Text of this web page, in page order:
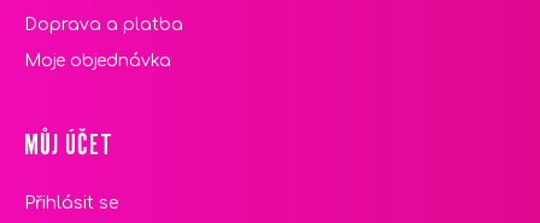
Doprava a platba
Moje objednávka
MŮJ ÚČET
Přihlásit se